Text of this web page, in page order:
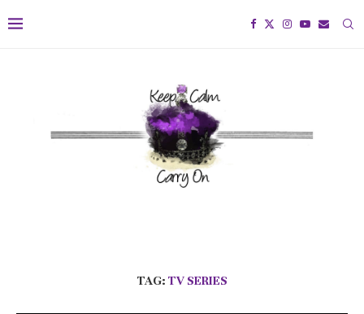
TAG: TV SERIES